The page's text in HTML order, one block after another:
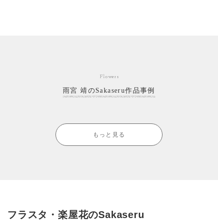
Flowers
雨宮 靖のSakaseru作品事例
もっと見る
フラスタ・楽屋花のSakaseru